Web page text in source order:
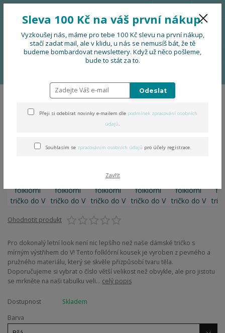
Menu
0 Kč
Dámské folklorní tričko do V
Ohodnotit produkt
Pro dokonalý letní look není nic lepšího než naše dámské tričko s
mírným výstřihem do V! Tento folklórní kousek je vyroben z pevného a
pružného materiálu, který se skvěle přizpůsobí tvaru těla.
Doporučujeme si vybrat o číslo větší velikost než obvykle, ale pro jistotu
se mrkněte na naši tabulku veli... celý popis
Dostupnost
Skladem
Barva
Sleva 100 Kč na váš první nákup.
Vyzkoušej nás, máme pro tebe 100 Kč slevu na první nákup,
stačí zadat mail, ale v klidu, u nás se nemusíš bát, že tě
budeme bombardovat newslettery. Když už něco pošleme,
bude to stát za to.
Odeslat
Přeji si odebírat novinky e-mailem dle podmínek zpracování osobních
údajů.
Souhlasím se zpracováním osobních údajů pro účely registrace.
Zavřít